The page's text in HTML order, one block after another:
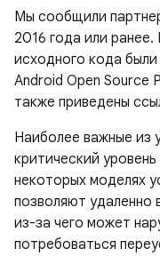
Мы сообщили
2016 года или
исходного кода
Android Open Source
также приведены
Наиболее важные из
критический
некоторых моделях
позволяют удаленно
из-за чего может
потребоваться